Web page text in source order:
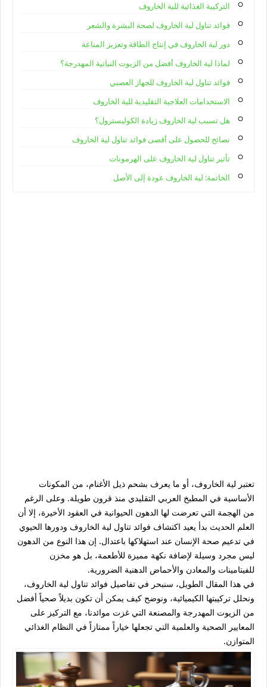
التركيبة الغذائية للية الخاروف
فوائد تناول لية الخاروف لصحة البشرة والشعر
دور لية الخاروف في إنتاج الطاقة وتعزيز المناعة
لماذا لية الخاروف أفضل من الزيوت النباتية المهدرجة؟
فوائد تناول لية الخاروف للجهاز العصبي
الاستخدامات العلاجية التقليدية للية الخاروف
هل تسبب لية الخاروف زيادة الكوليسترول؟
نصائح للحصول على أقصى فوائد تناول لية الخاروف
تأثير تناول لية الخاروف على الهرمونات
الخاتمة: لية الخاروف عودة إلى الأصل
تعتبر لية الخاروف، أو ما يعرف بشحم ذيل الأغنام، من المكونات
الأساسية في المطبخ العربي التقليدي منذ قرون طويلة. وعلى الرغم
من الهجمة التي تعرضت لها الدهون الحيوانية في العقود الأخيرة، إلا أن
العلم الحديث بدأ يعيد اكتشاف فوائد تناول لية الخاروف ودورها الحيوي
في تدعيم صحة الإنسان عند استهلاكها باعتدال. إن هذا النوع من الدهون
ليس مجرد وسيلة لإضافة نكهة مميزة للأطعمة، بل هو مخزن
للفيتامينات والمعادن والأحماض الدهنية الضرورية.
في هذا المقال الطويل، سنبحر في تفاصيل فوائد تناول لية الخاروف،
ونحلل تركيبتها الكيميائية، ونوضح كيف يمكن أن تكون بديلاً صحياً أفضل
من الزيوت المهدرجة والمصنعة التي غزت موائدنا، مع التركيز على
المعايير الصحية والعلمية التي تجعلها خياراً ممتازاً في النظام الغذائي
المتوازن.